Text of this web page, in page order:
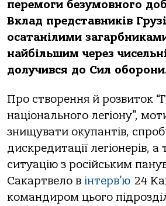
перемоги безумовного
Вклад представників
осатанілими
найбільшим через
долучився до Сил
Про створення й розвиток
національного легіону”,
знищувати окупантів,
дискредитації легіонерів,
ситуацію з російським
Сакартвело в інтерв’ю 24
командиром цього